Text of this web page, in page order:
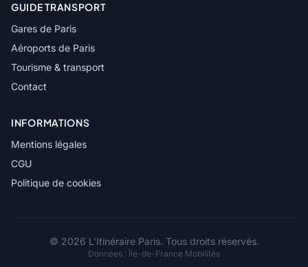
GUIDE TRANSPORT
Gares de Paris
Aéroports de Paris
Tourisme & transport
Contact
INFORMATIONS
Mentions légales
CGU
Politique de cookies
© 2026 L'Itinéraire Paris. Tous droits réservés.
Données : Île-de-France Mobilités